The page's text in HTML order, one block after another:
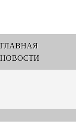
ГЛАВНАЯ
НОВОСТИ